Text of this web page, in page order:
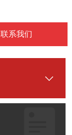
联系我们